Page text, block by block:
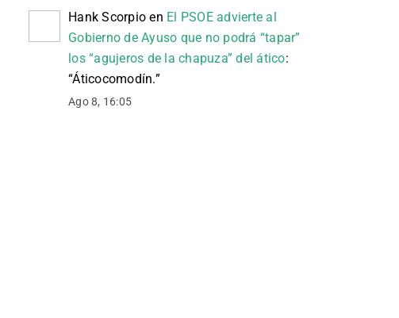
Hank Scorpio en El PSOE advierte al
Gobierno de Ayuso que no podrá “tapar”
los “agujeros de la chapuza” del ático:
“Áticocomodín.”
Ago 8, 16:05